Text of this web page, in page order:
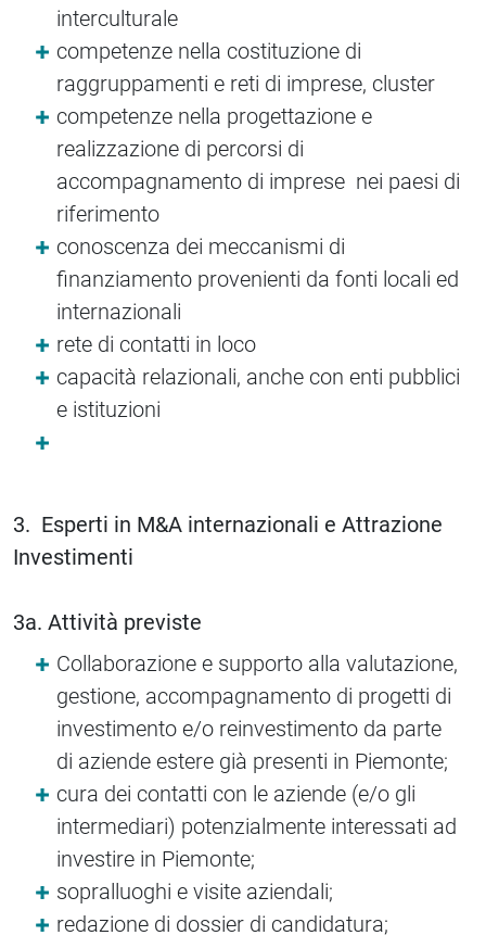
interculturale
competenze nella costituzione di
raggruppamenti e reti di imprese, cluster
competenze nella progettazione e
realizzazione di percorsi di
accompagnamento di imprese nei paesi di
riferimento
conoscenza dei meccanismi di
finanziamento provenienti da fonti locali ed
internazionali
rete di contatti in loco
capacità relazionali, anche con enti pubblici
e istituzioni
3. Esperti in M&A internazionali e Attrazione
Investimenti
3a. Attività previste
Collaborazione e supporto alla valutazione,
gestione, accompagnamento di progetti di
investimento e/o reinvestimento da parte
di aziende estere già presenti in Piemonte;
cura dei contatti con le aziende (e/o gli
intermediari) potenzialmente interessati ad
investire in Piemonte;
sopralluoghi e visite aziendali;
redazione di dossier di candidatura;